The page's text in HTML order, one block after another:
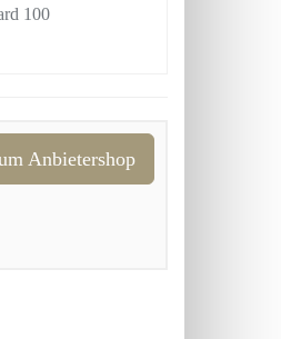
100
Anbietershop